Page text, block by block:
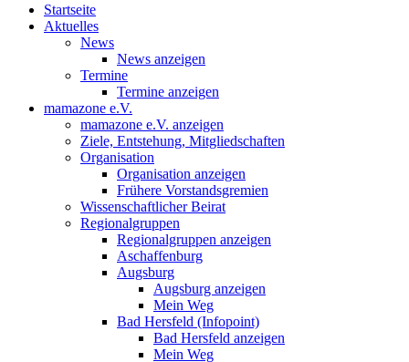
Startseite
Aktuelles
News
News anzeigen
Termine
Termine anzeigen
mamazone e.V.
mamazone e.V. anzeigen
Ziele, Entstehung, Mitgliedschaften
Organisation
Organisation anzeigen
Frühere Vorstandsgremien
Wissenschaftlicher Beirat
Regionalgruppen
Regionalgruppen anzeigen
Aschaffenburg
Augsburg
Augsburg anzeigen
Mein Weg
Bad Hersfeld (Infopoint)
Bad Hersfeld anzeigen
Mein Weg